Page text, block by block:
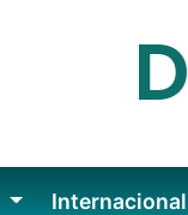
D
Internacional